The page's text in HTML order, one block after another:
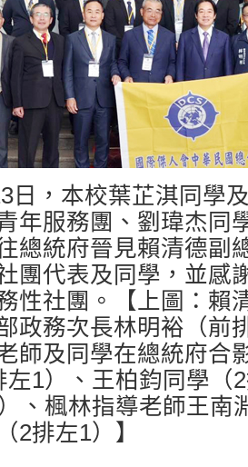
日，本校葉芷淇同學
年服務團、劉瑋杰同
總統府晉見賴清德副
團代表及同學，並感
性社團。【上圖：賴
政務次長林明裕（前
師及同學在總統府合
左1）、王柏鈞同學（
、楓林指導老師王南
2排左1）】